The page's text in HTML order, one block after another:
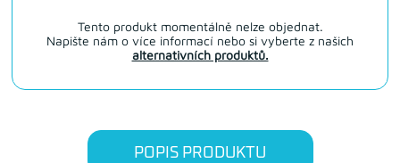
Tento produkt momentálně nelze objednat.
Napište nám o více informací nebo si vyberte z našich
alternativních produktů.
POPIS PRODUKTU